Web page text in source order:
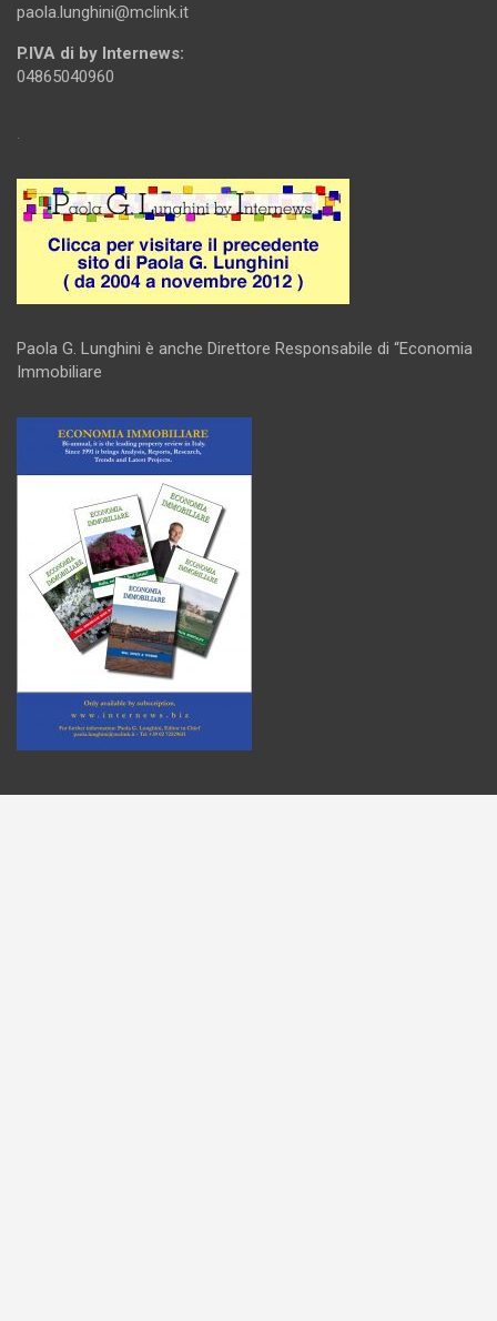
paola.lunghini@mclink.it
P.IVA di by Internews:
04865040960
.
Paola G. Lunghini è anche Direttore Responsabile di “Economia
Immobiliare